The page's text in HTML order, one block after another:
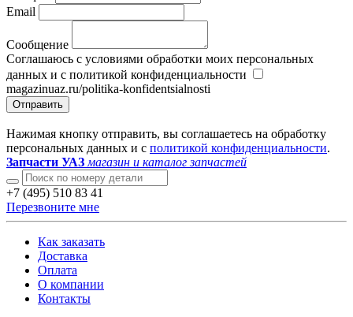
Email
Сообщение
Соглашаюсь с условиями обработки моих персональных
данных и с политикой конфиденциальности
magazinuaz.ru/politika-konfidentsialnosti
Отправить
Нажимая кнопку отправить, вы соглашаетесь на обработку
персональных данных и с политикой конфиденциальности.
Запчасти УАЗ магазин и каталог запчастей
+7 (495) 510 83 41
Перезвоните мне
Как заказать
Доставка
Оплата
О компании
Контакты